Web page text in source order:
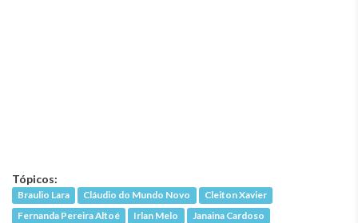
Tópicos:
Braulio Lara Cláudio do Mundo Novo
Cleiton Xavier
Fernanda Pereira Altoé
Irlan Melo
Janaina Cardoso